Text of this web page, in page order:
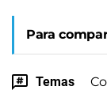
Para
Temas